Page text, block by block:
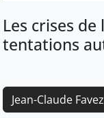
Les crises
tentations
Jean-Claude Favez